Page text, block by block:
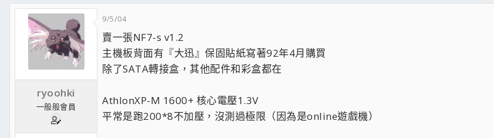
發
日
期
ryoohki
一般般會員
9/5/04
賣一張NF7-s v1.2
主機板背面有『大迅』保固貼紙寫著92年4月購買
除了SATA轉接盒，其他配件和彩盒都在
AthlonXP-M 1600+ 核心電壓1.3V
平常是跑200*8不加壓，沒測過極限（因為是online遊戲機）